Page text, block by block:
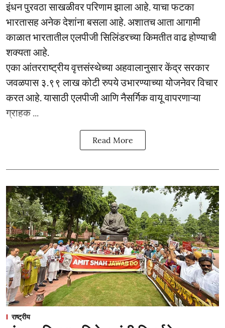
इंधन पुरवठा साखळीवर परिणाम झाला आहे. याचा फटका
भारतासह अनेक देशांना बसला आहे. अशातच आता आगामी
काळात भारतातील एलपीजी सिलिंडरच्या किमतीत वाढ होण्याची
शक्यता आहे.
एका आंतरराष्ट्रीय वृत्तसंस्थेच्या अहवालानुसार केंद्र सरकार
जवळपास ३.९९ लाख कोटी रुपये उभारण्याच्या योजनेवर विचार
करत आहे. यासाठी एलपीजी आणि नैसर्गिक वायू वापरणाऱ्या
ग्राहक ...
Read More
राष्ट्रीय